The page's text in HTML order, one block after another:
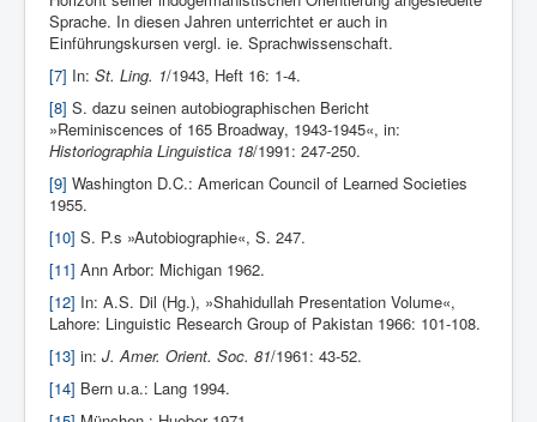
Sprache. In diesen Jahren unterrichtet er auch in
Einführungskursen vergl. ie. Sprachwissenschaft.
[7] In: St. Ling. 1/1943, Heft 16: 1-4.
[8] S. dazu seinen autobiographischen Bericht
»Reminiscences of 165 Broadway, 1943-1945«, in:
Historiographia Linguistica 18/1991: 247-250.
[9] Washington D.C.: American Council of Learned Societies
1955.
[10] S. P.s »Autobiographie«, S. 247.
[11] Ann Arbor: Michigan 1962.
[12] In: A.S. Dil (Hg.), »Shahidullah Presentation Volume«,
Lahore: Linguistic Research Group of Pakistan 1966: 101-108.
[13] in: J. Amer. Orient. Soc. 81/1961: 43-52.
[14] Bern u.a.: Lang 1994.